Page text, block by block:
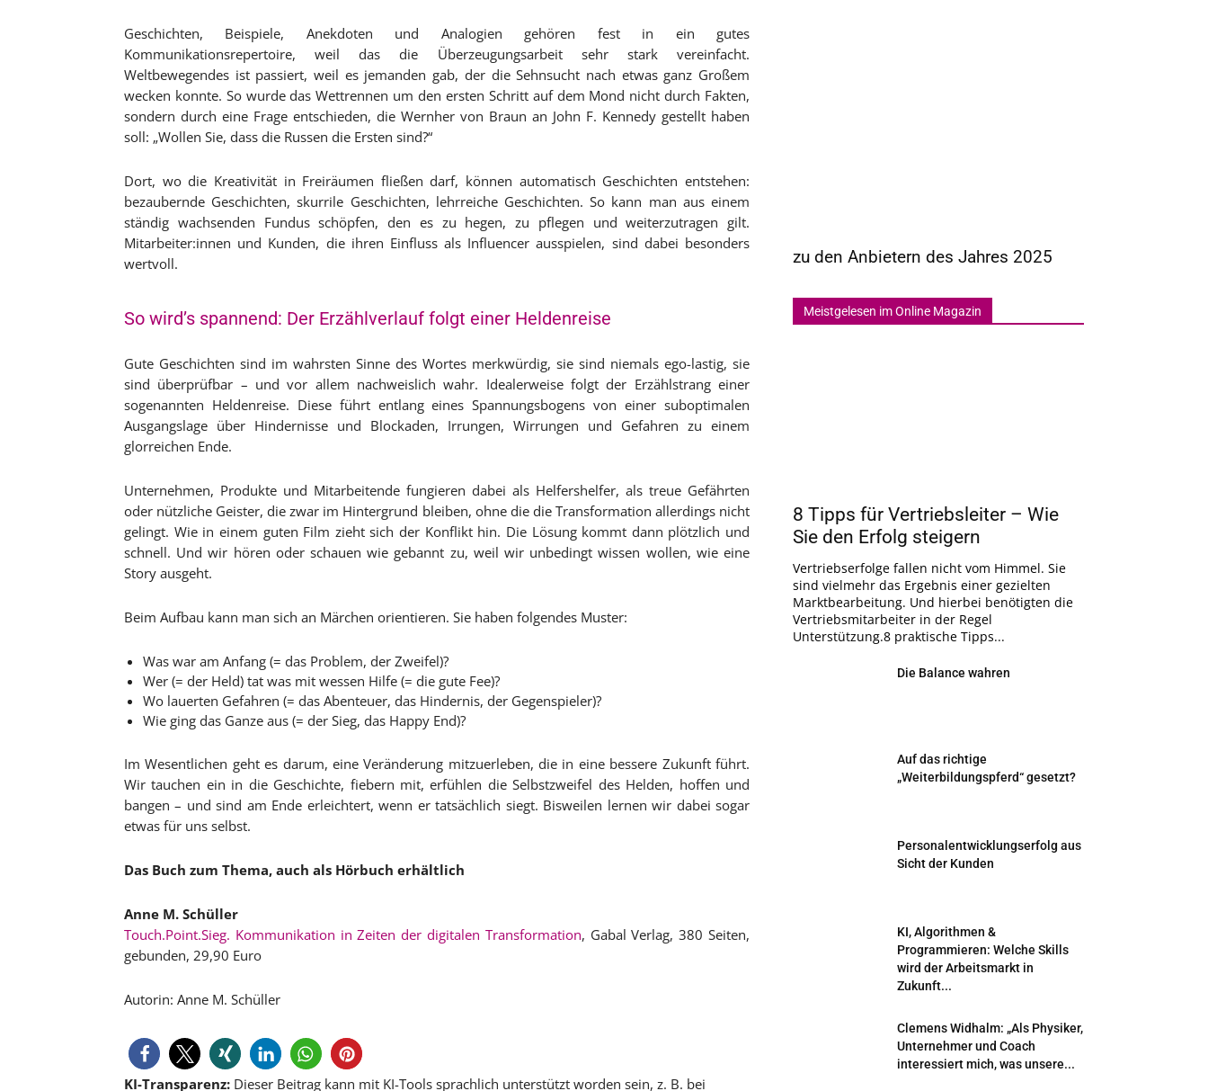
Geschichten, Beispiele, Anekdoten und Analogien gehören fest in ein gutes
Kommunikationsrepertoire, weil das die Überzeugungsarbeit sehr stark vereinfacht.
Weltbewegendes ist passiert, weil es jemanden gab, der die Sehnsucht nach etwas ganz Großem
wecken konnte. So wurde das Wettrennen um den ersten Schritt auf dem Mond nicht durch Fakten,
sondern durch eine Frage entschieden, die Wernher von Braun an John F. Kennedy gestellt haben
soll: „Wollen Sie, dass die Russen die Ersten sind?“
Dort, wo die Kreativität in Freiräumen fließen darf, können automatisch Geschichten entstehen:
bezaubernde Geschichten, skurrile Geschichten, lehrreiche Geschichten. So kann man aus einem
ständig wachsenden Fundus schöpfen, den es zu hegen, zu pflegen und weiterzutragen gilt.
Mitarbeiter:innen und Kunden, die ihren Einfluss als Influencer ausspielen, sind dabei besonders
wertvoll.
So wird’s spannend: Der Erzählverlauf folgt einer Heldenreise
Gute Geschichten sind im wahrsten Sinne des Wortes merkwürdig, sie sind niemals ego-lastig, sie
sind überprüfbar – und vor allem nachweislich wahr. Idealerweise folgt der Erzählstrang einer
sogenannten Heldenreise. Diese führt entlang eines Spannungsbogens von einer suboptimalen
Ausgangslage über Hindernisse und Blockaden, Irrungen, Wirrungen und Gefahren zu einem
glorreichen Ende.
Unternehmen, Produkte und Mitarbeitende fungieren dabei als Helfershelfer, als treue Gefährten
oder nützliche Geister, die zwar im Hintergrund bleiben, ohne die die Transformation allerdings nicht
gelingt. Wie in einem guten Film zieht sich der Konflikt hin. Die Lösung kommt dann plötzlich und
schnell. Und wir hören oder schauen wie gebannt zu, weil wir unbedingt wissen wollen, wie eine
Story ausgeht.
Beim Aufbau kann man sich an Märchen orientieren. Sie haben folgendes Muster:
Was war am Anfang (= das Problem, der Zweifel)?
Wer (= der Held) tat was mit wessen Hilfe (= die gute Fee)?
Wo lauerten Gefahren (= das Abenteuer, das Hindernis, der Gegenspieler)?
Wie ging das Ganze aus (= der Sieg, das Happy End)?
Im Wesentlichen geht es darum, eine Veränderung mitzuerleben, die in eine bessere Zukunft führt.
Wir tauchen ein in die Geschichte, fiebern mit, erfühlen die Selbstzweifel des Helden, hoffen und
bangen – und sind am Ende erleichtert, wenn er tatsächlich siegt. Bisweilen lernen wir dabei sogar
etwas für uns selbst.
Das Buch zum Thema, auch als Hörbuch erhältlich
Anne M. Schüller
Touch.Point.Sieg. Kommunikation in Zeiten der digitalen Transformation, Gabal Verlag, 380 Seiten,
gebunden, 29,90 Euro
Autorin: Anne M. Schüller
KI-Transparenz: Dieser Beitrag kann mit KI-Tools sprachlich unterstützt worden sein, z. B. bei
zu den Anbietern des Jahres 2025
Meistgelesen im Online Magazin
8 Tipps für Vertriebsleiter – Wie
Sie den Erfolg steigern
Vertriebserfolge fallen nicht vom Himmel. Sie
sind vielmehr das Ergebnis einer gezielten
Marktbearbeitung. Und hierbei benötigten die
Vertriebsmitarbeiter in der Regel
Unterstützung.8 praktische Tipps...
Die Balance wahren
Auf das richtige
„Weiterbildungspferd“ gesetzt?
Personalentwicklungserfolg aus
Sicht der Kunden
KI, Algorithmen &
Programmieren: Welche Skills
wird der Arbeitsmarkt in
Zukunft...
Clemens Widhalm: „Als Physiker,
Unternehmer und Coach
interessiert mich, was unsere...